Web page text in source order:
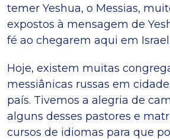
temer Yeshua, o Messias,
expostos à mensagem de
fé ao chegarem aqui em Israel.
Hoje, existem muitas
messiânicas russas em
país. Tivemos a alegria de
alguns desses pastores e
cursos de idiomas para que